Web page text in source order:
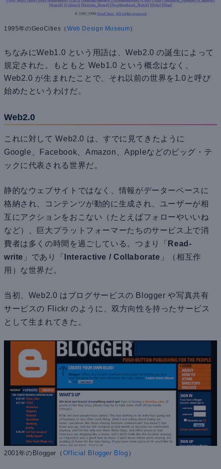
1995年のGeoCities（ Web Design Museum）
ちなみにWeb1.0 という用語は、Web2.0 の誕生によって
規定された。もともと Web1.0 という概念はなく、
Web2.0 が生まれたことで、それ以前の世界を1.0と呼び
始めたというわけだ。
Web2.0
これに対して Web2.0 は、すでに見てきたように
Google、Facebook、Amazon、Appleなどのビッグ・テ
ックに代表される世界だ。
静的なウェブサイトではなく、情報がデーターベースに
格納され、コンテンツが動的に生成され、ユーザーが相
互にアクションをおこない（たとえばフォローやいいね
など）、巨大プラットフォーマーたちのサービス上で消
費者は多くの時間を過ごしている。つまり「 Read-
write 」であり「 Interactive / Collaborate 」（相互作
用）な世界だ。
当初、Web2.0 はブログサービスの Blogger や写真共有
サービスの Flickr のように、双方向性を持ったサービス
として生まれてきた。
2001年のBlogger（ Official Blogger Blog ）